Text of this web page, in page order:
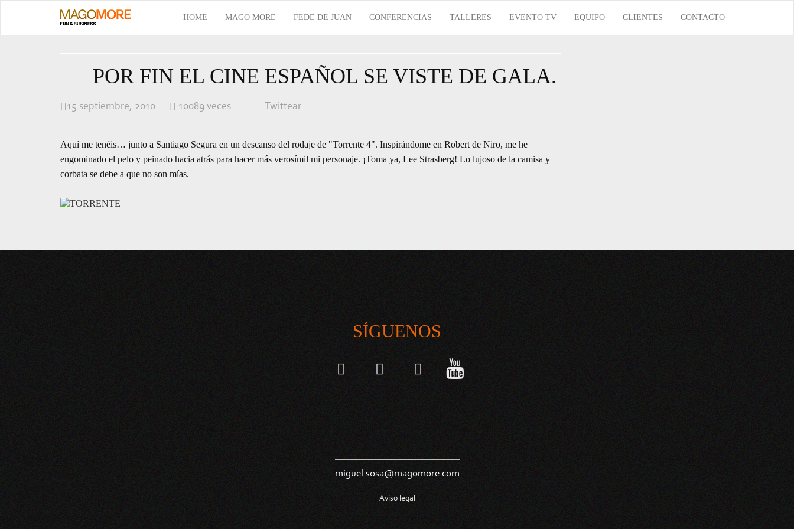
HOME MAGO MORE FEDE DE JUAN CONFERENCIAS TALLERES EVENTO TV EQUIPO CLIENTES CONTACTO
POR FIN EL CINE ESPAÑOL SE VISTE DE GALA.
15 septiembre, 2010 10089 veces Twittear
Aquí me tenéis… junto a Santiago Segura en un descanso del rodaje de "Torrente 4". Inspirándome en Robert de Niro, me he
engominado el pelo y peinado hacia atrás para hacer más verosímil mi personaje. ¡Toma ya, Lee Strasberg! Lo lujoso de la camisa y
corbata se debe a que no son mías.
SÍGUENOS
miguel.sosa@magomore.com
Aviso legal